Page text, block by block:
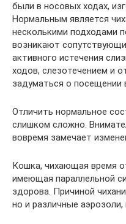
были в носовых ходах,
Нормальным является
несколькими подходами
возникают
активного истечения
ходов, слезотечением и
задуматься о посещении
Отличить нормальное
слишком сложно.
вовремя замечает
Кошка, чихающая время
имеющая параллельной
здорова. Причиной
но и различные